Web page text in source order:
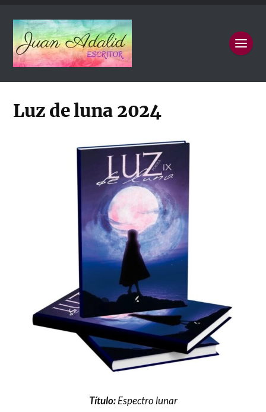
Luz de luna 2024
Título:Espectro lunar